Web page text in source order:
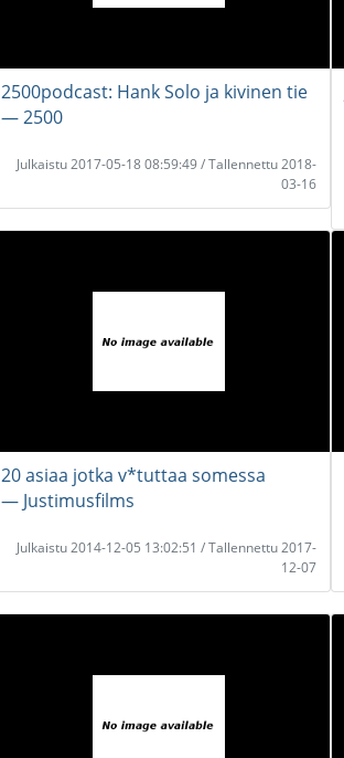
2500podcast: Hank Solo ja kivinen tie
― 2500
Julkaistu 2017-05-18 08:59:49 / Tallennettu 2018-
03-16
20 asiaa jotka v*tuttaa somessa
― Justimusfilms
Julkaistu 2014-12-05 13:02:51 / Tallennettu 2017-
12-07